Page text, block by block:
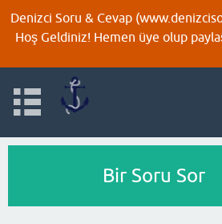
Denizci Soru & Cevap
Hoş Geldiniz! Hemen üye olup
Bir Soru Sor